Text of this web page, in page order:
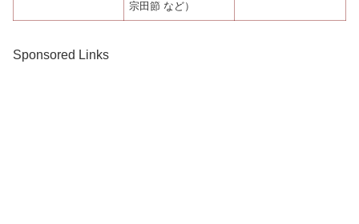
宗田節 など）
Sponsored Links